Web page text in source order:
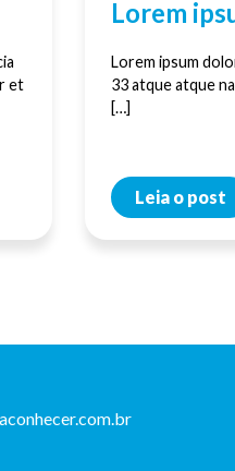
et
Lorem
Lorem ipsum
33 atque atque
[…]
Leia o post